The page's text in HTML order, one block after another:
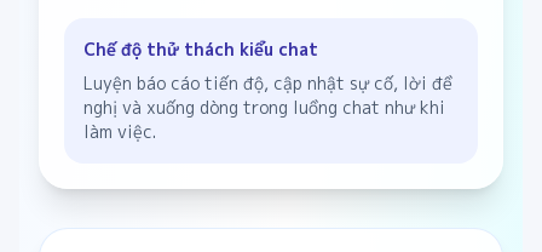
Chế độ thử thách kiểu chat
Luyện báo cáo tiến độ, cập nhật sự cố, lời đề
nghị và xuống dòng trong luồng chat như khi
làm việc.